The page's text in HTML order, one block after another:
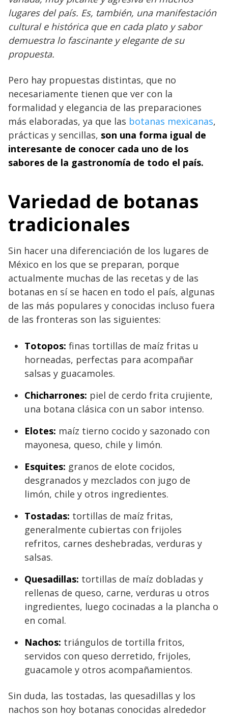
lugares del país. Es, también, una manifestación
cultural e histórica que en cada plato y sabor
demuestra lo fascinante y elegante de su
propuesta.
Pero hay propuestas distintas, que no
necesariamente tienen que ver con la
formalidad y elegancia de las preparaciones
más elaboradas, ya que las botanas mexicanas,
prácticas y sencillas, son una forma igual de
interesante de conocer cada uno de los
sabores de la gastronomía de todo el país.
Variedad de botanas
tradicionales
Sin hacer una diferenciación de los lugares de
México en los que se preparan, porque
actualmente muchas de las recetas y de las
botanas en sí se hacen en todo el país, algunas
de las más populares y conocidas incluso fuera
de las fronteras son las siguientes:
Totopos: finas tortillas de maíz fritas u
horneadas, perfectas para acompañar
salsas y guacamoles.
Chicharrones: piel de cerdo frita crujiente,
una botana clásica con un sabor intenso.
Elotes: maíz tierno cocido y sazonado con
mayonesa, queso, chile y limón.
Esquites: granos de elote cocidos,
desgranados y mezclados con jugo de
limón, chile y otros ingredientes.
Tostadas: tortillas de maíz fritas,
generalmente cubiertas con frijoles
refritos, carnes deshebradas, verduras y
salsas.
Quesadillas: tortillas de maíz dobladas y
rellenas de queso, carne, verduras u otros
ingredientes, luego cocinadas a la plancha o
en comal.
Nachos: triángulos de tortilla fritos,
servidos con queso derretido, frijoles,
guacamole y otros acompañamientos.
Sin duda, las tostadas, las quesadillas y los
nachos son hoy botanas conocidas alrededor